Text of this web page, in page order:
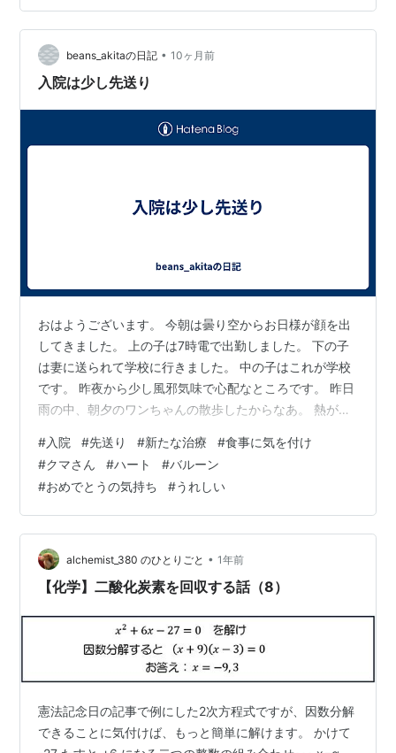
「実業家と漁師」のエピソードに強く惹かれました。 ざ
っくり言えば、 実業家は「もっと稼いで、ビジネスを拡
大し、老後にのんびり暮らそう」と語る しかし漁師は、
すでに「家族と過ごし、釣りを…
beans_akitaの日記 • 10ヶ月前
入院は少し先送り
おはようございます。 今朝は曇り空からお日様が顔を出
してきました。 上の子は7時電で出勤しました。 下の子
は妻に送られて学校に行きました。 中の子はこれが学校
です。 昨夜から少し風邪気味で心配なところです。 昨日
雨の中、朝夕のワンちゃんの散歩したからなあ。 熱が出
ちゃんの散歩に行きました。 妻の入院は少し先送りにな
りました。 新たな治療を始めました。 だからと言って入
院が無くなったわけではありませんけどね。 今日はイオ
ンのハロウィーンセールに行くのを楽しみにしているよ
うです。 相変わらず股関節の痛みと脚の痺れが辛い私。
胃潰瘍の薬を飲みながら…
#入院 #先送り #新たな治療 #食事に気を付け
#クマさん #ハート #バルーン
#おめでとうの気持ち #うれしい
alchemist_380 のひとりごと • 1年前
【化学】二酸化炭素を回収する話（8）
憲法記念日の記事で例にした2次方程式ですが、因数分解
できることに気付けば、もっと簡単に解けます。 かけて